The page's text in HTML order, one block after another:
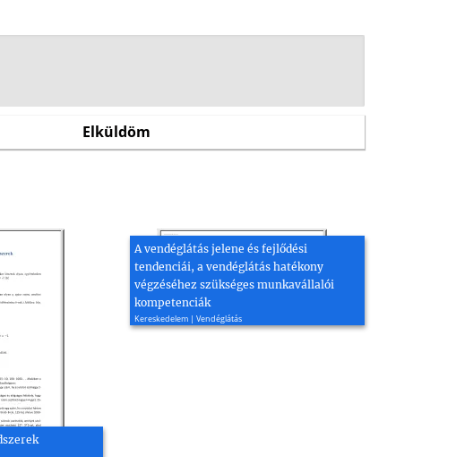
A vendéglátás jelene és fejlődési
tendenciái, a vendéglátás hatékony
végzéséhez szükséges munkavállalói
kompetenciák
Kereskedelem | Vendéglátás